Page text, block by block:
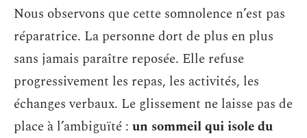
Nous observons que cette somnolence n’est pas
réparatrice. La personne dort de plus en plus
sans jamais paraître reposée. Elle refuse
progressivement les repas, les activités, les
échanges verbaux. Le glissement ne laisse pas de
place à l’ambiguïté : un sommeil qui isole du